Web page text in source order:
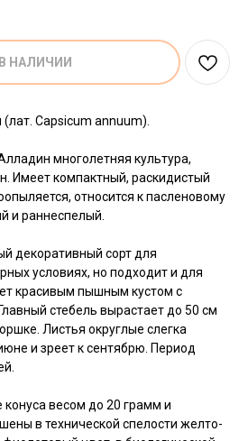
НАЛИЧИИ
Capsicum annuum).
многолетняя культура,
Имеет компактный, раскидистый
относится к пасленовому
и раннеспелый.
декоративный сорт для
условиях, но подходит и для
красивым пышным кустом с
стебель вырастает до 50 см
Листья округлые слегка
и зреет к сентябрю. Период
весом до 20 грамм и
в технической спелости желто-